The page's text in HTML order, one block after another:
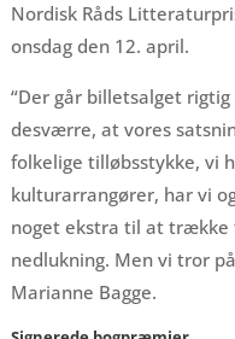
Nordisk Råds
onsdag den 12. april.
“Der går billetsalget
desværre, at vores
folkelige tilløbsstykke, vi
kulturarrangører, har vi
noget ekstra til at trække
nedlukning. Men vi tror
Marianne Bagge.